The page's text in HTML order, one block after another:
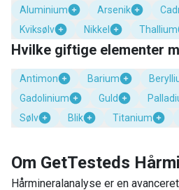
Aluminium Arsenik
Kviksølv
Nikkel Thallium
Hvilke giftige elementer
Antimon Barium
Gadolinium
Guld
Sølv
Blik Titanium
Om GetTesteds
Hårmineralanalyse er en